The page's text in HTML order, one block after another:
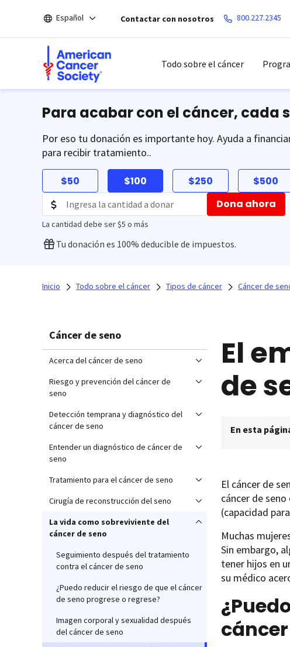
el
Español Contactar con nosotros 800.227.2345
Todo sobre el cáncer
Para acabar con el cáncer, cada
Por eso tu donación es importante hoy. Ayuda a
para recibir tratamiento..
$50 $100 $250 $500
La cantidad debe ser $5 o más
Dona ahora
Tu donación es 100% deducible de impuestos.
Inicio Todo sobre el cáncer Tipos de cáncer Cáncer de
Cáncer de seno
Acerca del cáncer de seno
Riesgo y prevención del cáncer de
seno
Detección temprana y diagnóstico del
cáncer de seno
Entender un diagnóstico de cáncer de
seno
Tratamiento para el cáncer de seno
Cirugía de reconstrucción del seno
La vida como sobreviviente del
cáncer de seno
Seguimiento después del tratamiento
contra el cáncer de seno
¿Puedo reducir el riesgo de que el cáncer
de seno progrese o regrese?
Imagen corporal y sexualidad después
del cáncer de seno
El
de
En esta
El cáncer de
cáncer de
(capacidad
Muchas
Sin embargo,
tener hijos en
su médico